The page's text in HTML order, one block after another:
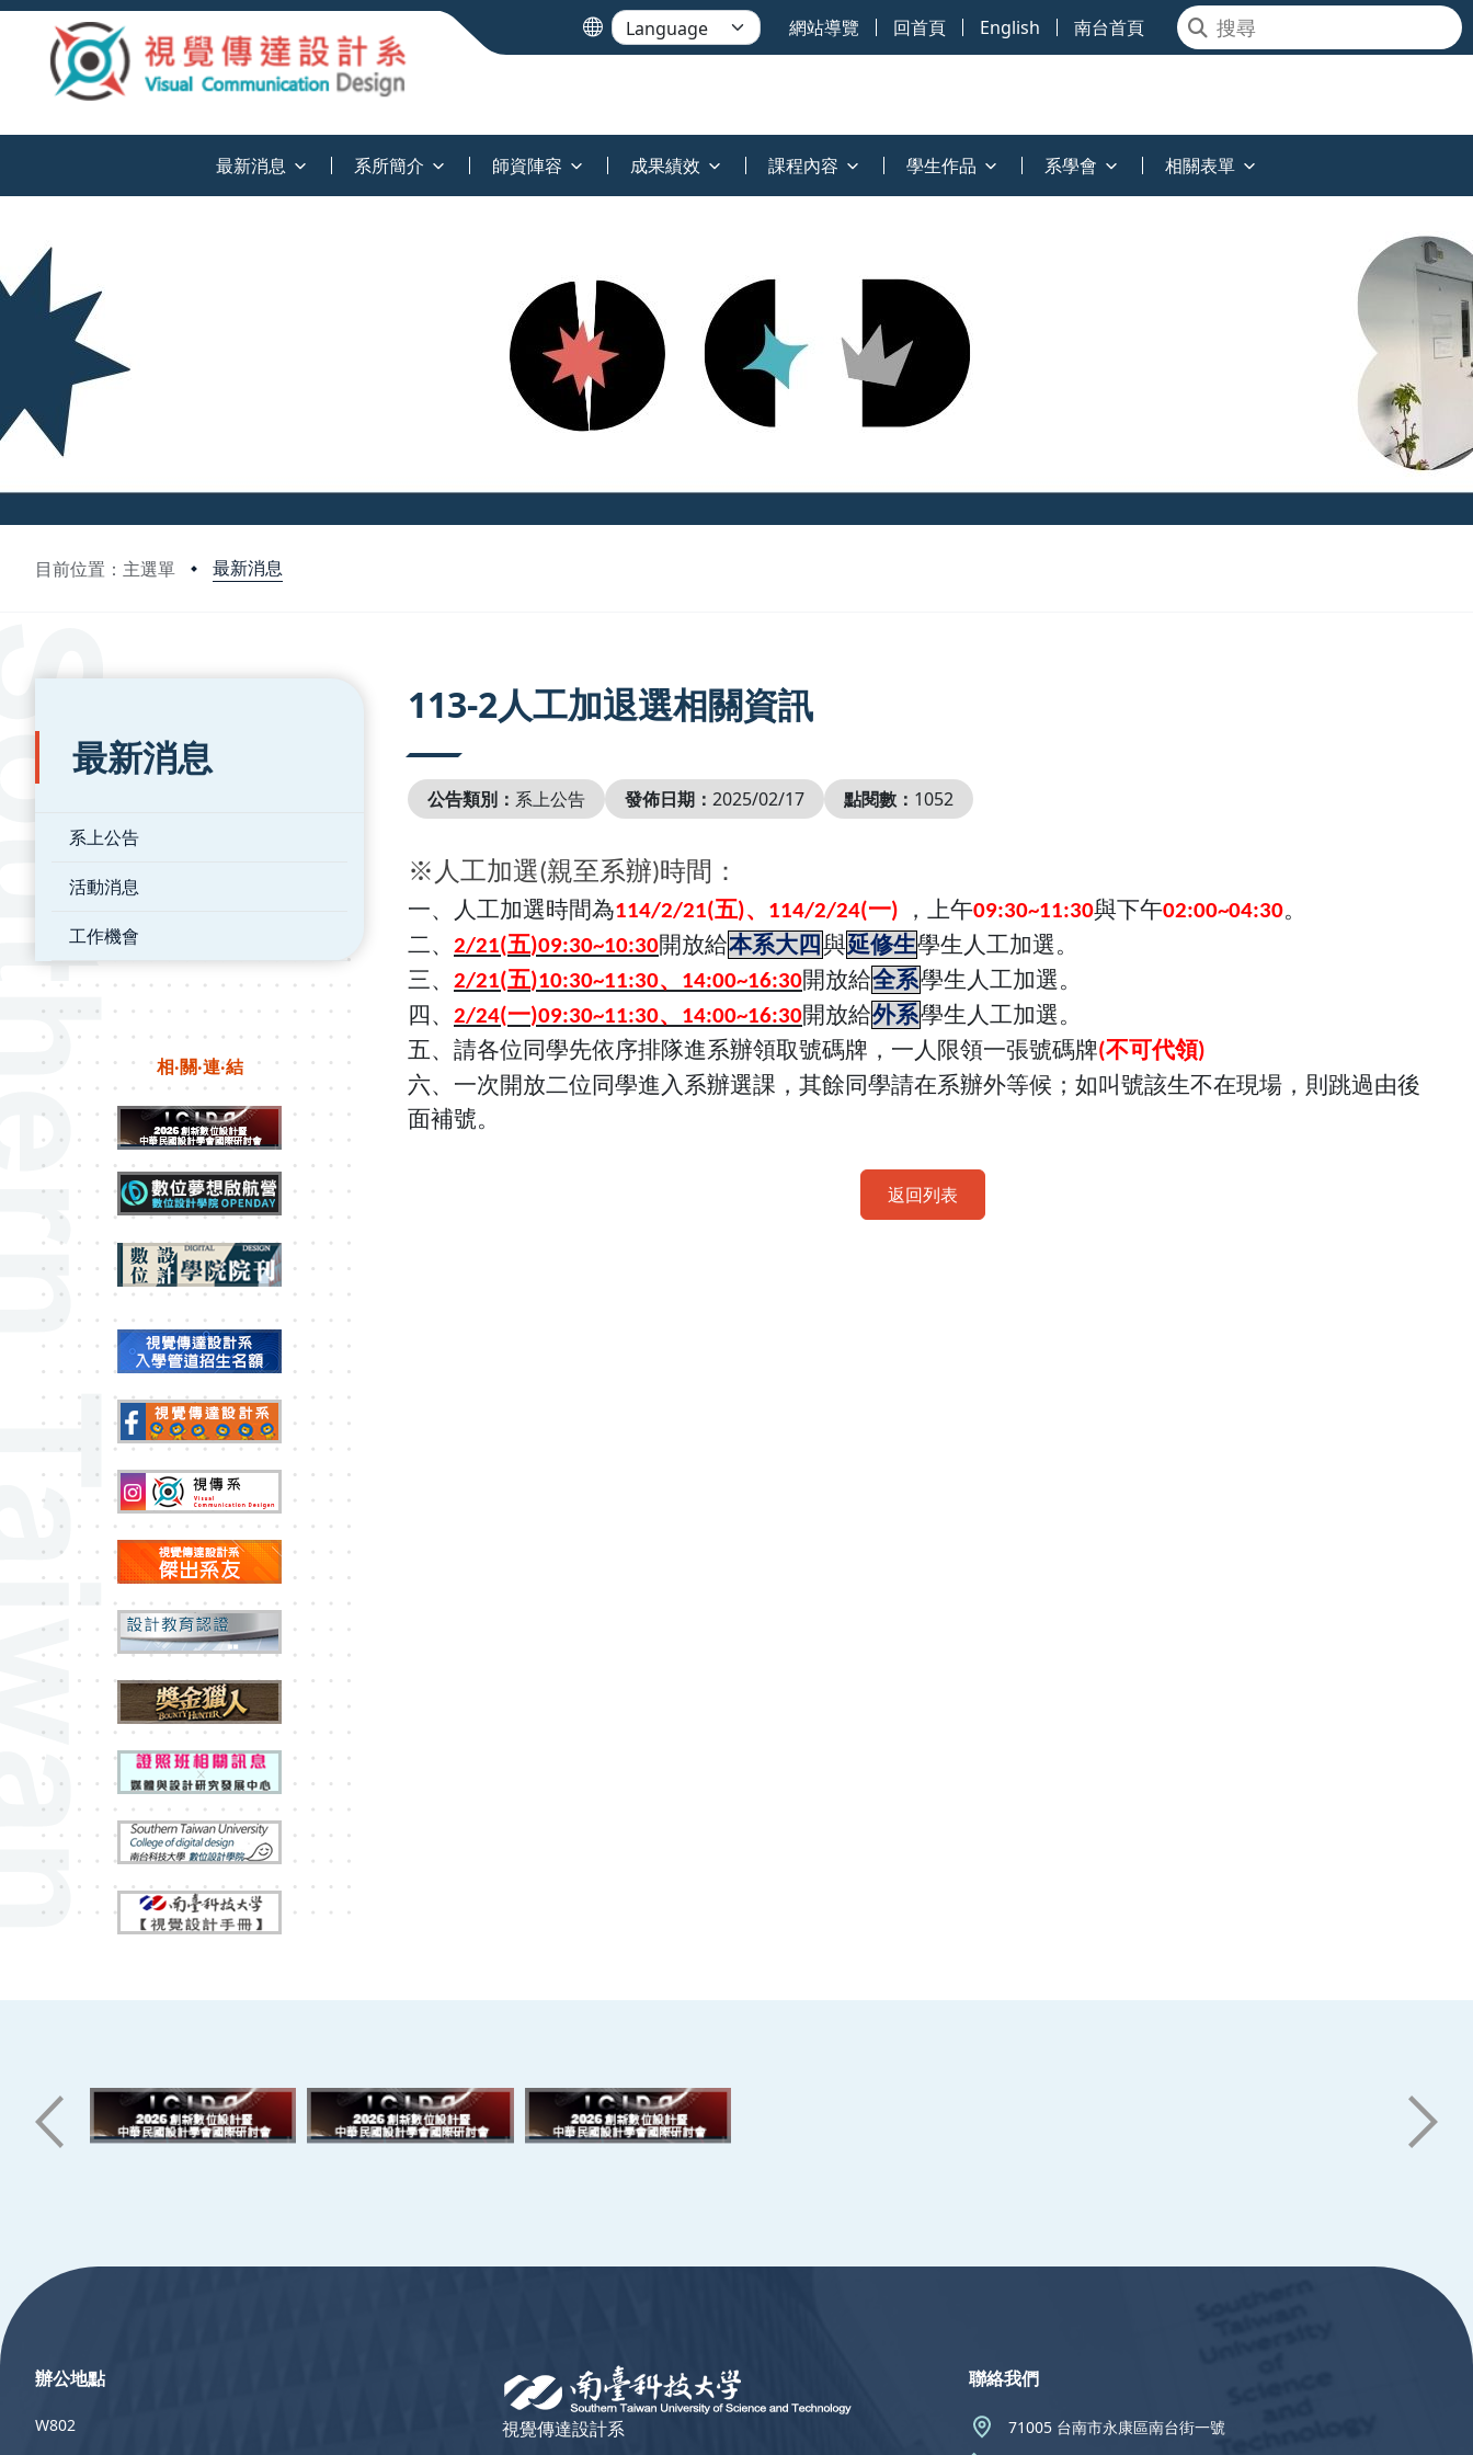
網站導覽 回首頁 English 南台首頁
最新消息 系所簡介 師資陣容 成果績效 課程內容 學生作品 系學會 相關表單
目前位置：主選單 最新消息
:::
最新消息
系上公告
活動消息
工作機會
相‧關‧連‧結
113-2人工加退選相關資訊
公告類別： 系上公告 發佈日期： 2025/02/17 點閱數： 1052
※人工加選(親至系辦)時間：
一、人工加選時間為114/2/21(五)、 114/2/24(一) ，上午09:30~11:30與下午02:00~04:30。
二、 2/21(五)09:30~10:30開放給本系大四 與延修生學生人工加選。
三、 2/21(五)10:30~11:30、 14:00~16:30開放給全系學生人工加選。
四、 2/24(一)09:30~11:30、 14:00~16:30開放給外系學生人工加選。
五、請各位同學先依序排隊進系辦領取號碼牌，一人限領一張號碼牌(不可代領)
六、一次開放二位同學進入系辦選課，其餘同學請在系辦外等候；如叫號該生不在現場，則跳過由後
面補號。
返回列表
視覺傳達設計系
聯絡我們
71005 台南市永康區南台街一號
辦公地點
W802